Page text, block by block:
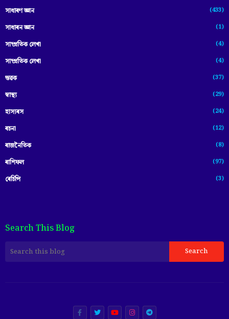
সাধাৰণ জ্ঞান (433)
সাধাৰন জ্ঞান (1)
সাম্প্রতিক লেখা (4)
সাম্প্ৰতিক লেখা (4)
স্তৱক (37)
স্বাস্থ্য (29)
হাস্যৰস (24)
ৰচনা (12)
ৰাজনৈতিক (8)
ৰাশিফল (97)
ৰেচিপি (3)
Search This Blog